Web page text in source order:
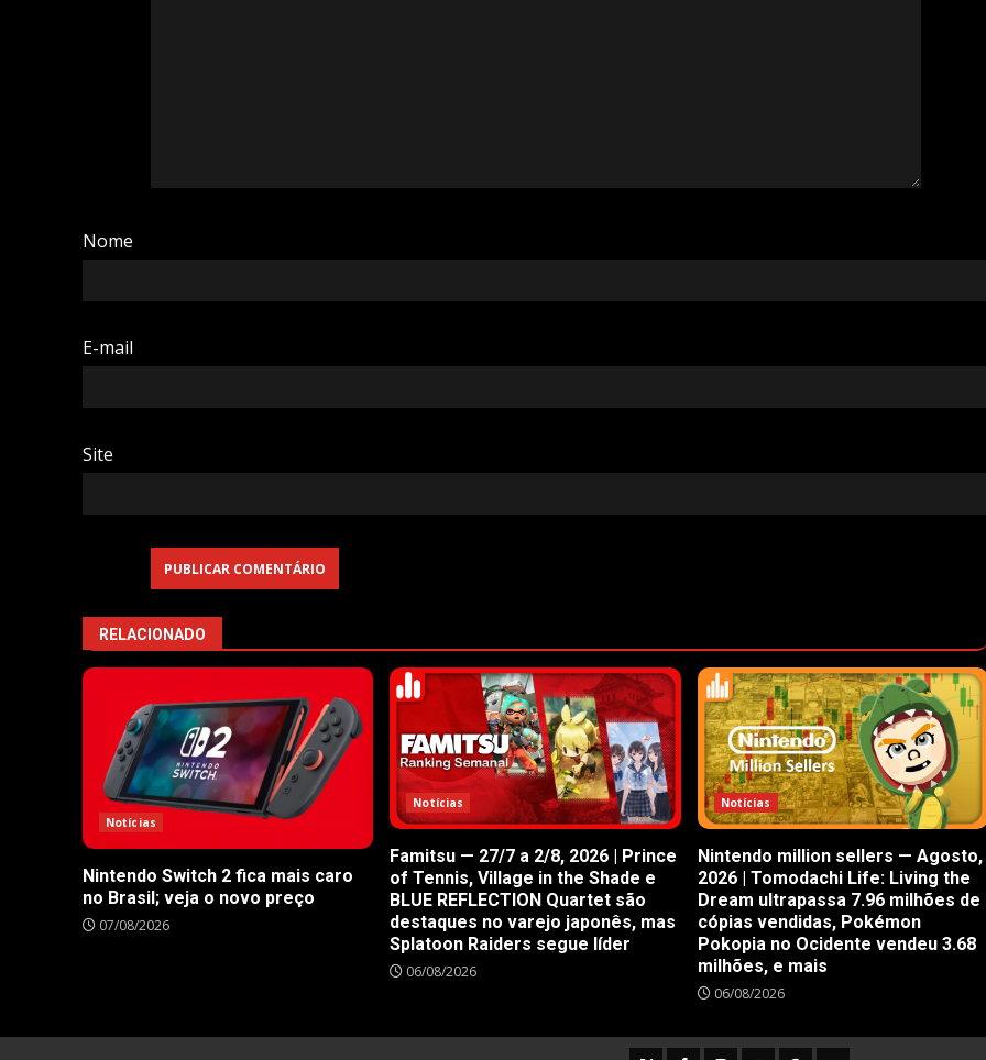
Nome
E-mail
Site
RELACIONADO
Notícias
Nintendo Switch 2 fica mais caro
no Brasil; veja o novo preço
07/08/2026
Notícias
Famitsu — 27/7 a 2/8, 2026 | Prince
of Tennis, Village in the Shade e
BLUE REFLECTION Quartet são
destaques no varejo japonês, mas
Splatoon Raiders segue líder
06/08/2026
Notícias
Nintendo million sellers — Agosto,
2026 | Tomodachi Life: Living the
Dream ultrapassa 7.96 milhões de
cópias vendidas, Pokémon
Pokopia no Ocidente vendeu 3.68
milhões, e mais
06/08/2026